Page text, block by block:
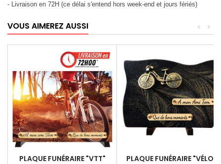
- Livraison en 72H (ce délai s'entend hors week-end et jours fériés)
VOUS AIMEREZ AUSSI >
<
PLAQUE FUNÉRAIRE "VTT" PLAQUE FUNÉRAIRE "VÉLO"